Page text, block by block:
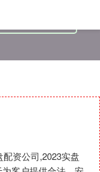
资公司,2023实盘